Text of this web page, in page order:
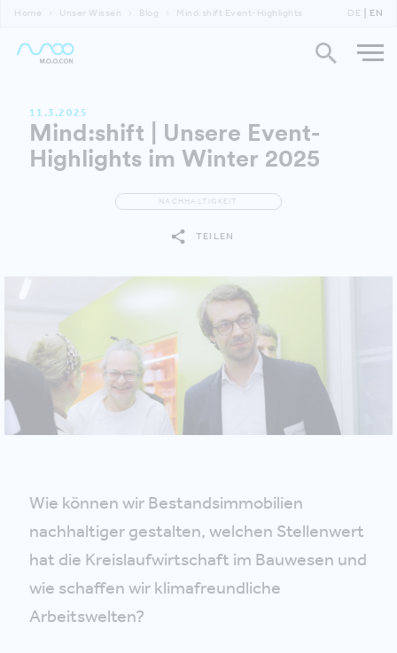
Home Unser Wissen Blog Mind:shift Event-Highlights DE EN
11.3.2025
Mind:shift | Unsere Event-
Highlights im Winter 2025
NACHHALTIGKEIT
TEILEN
Wie können wir Bestandsimmobilien
nachhaltiger gestalten, welchen Stellenwert
hat die Kreislaufwirtschaft im Bauwesen und
wie schaffen wir klimafreundliche
Arbeitswelten?